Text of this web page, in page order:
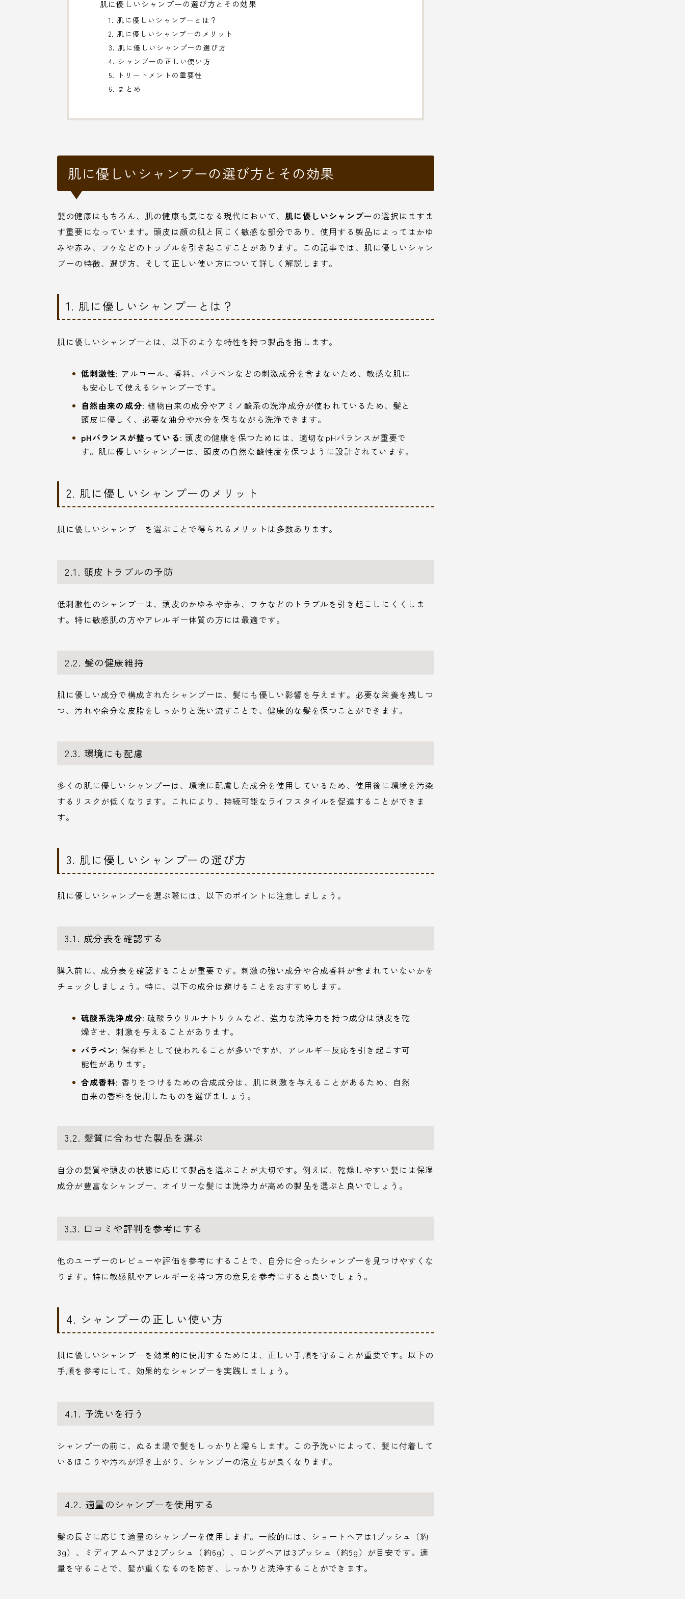
肌に優しいシャンプーの選び方とその効果
1. 肌に優しいシャンプーとは？
2. 肌に優しいシャンプーのメリット
3. 肌に優しいシャンプーの選び方
4. シャンプーの正しい使い方
5. トリートメントの重要性
6. まとめ
肌に優しいシャンプーの選び方とその効果
髪の健康はもちろん、肌の健康も気になる現代において、肌に優しいシャンプー の選択はますま
す重要になっています。頭皮は顔の肌と同じく敏感な部分であり、使用する製品によってはかゆ
みや赤み、フケなどのトラブルを引き起こすことがあります。この記事では、肌に優しいシャン
プーの特徴、選び方、そして正しい使い方について詳しく解説します。
1. 肌に優しいシャンプーとは？
肌に優しいシャンプーとは、以下のような特性を持つ製品を指します。
低刺激性: アルコール、香料、パラベンなどの刺激成分を含まないため、敏感な肌に
も安心して使えるシャンプーです。
自然由来の成分: 植物由来の成分やアミノ酸系の洗浄成分が使われているため、髪と
頭皮に優しく、必要な油分や水分を保ちながら洗浄できます。
pHバランスが整っている: 頭皮の健康を保つためには、適切なpHバランスが重要で
す。肌に優しいシャンプーは、頭皮の自然な酸性度を保つように設計されています。
2. 肌に優しいシャンプーのメリット
肌に優しいシャンプーを選ぶことで得られるメリットは多数あります。
2.1. 頭皮トラブルの予防
低刺激性のシャンプーは、頭皮のかゆみや赤み、フケなどのトラブルを引き起こしにくくしま
す。特に敏感肌の方やアレルギー体質の方には最適です。
2.2. 髪の健康維持
肌に優しい成分で構成されたシャンプーは、髪にも優しい影響を与えます。必要な栄養を残しつ
つ、汚れや余分な皮脂をしっかりと洗い流すことで、健康的な髪を保つことができます。
2.3. 環境にも配慮
多くの肌に優しいシャンプーは、環境に配慮した成分を使用しているため、使用後に環境を汚染
するリスクが低くなります。これにより、持続可能なライフスタイルを促進することができま
す。
3. 肌に優しいシャンプーの選び方
肌に優しいシャンプーを選ぶ際には、以下のポイントに注意しましょう。
3.1. 成分表を確認する
購入前に、成分表を確認することが重要です。刺激の強い成分や合成香料が含まれていないかを
チェックしましょう。特に、以下の成分は避けることをおすすめします。
硫酸系洗浄成分: 硫酸ラウリルナトリウムなど、強力な洗浄力を持つ成分は頭皮を乾
燥させ、刺激を与えることがあります。
パラベン: 保存料として使われることが多いですが、アレルギー反応を引き起こす可
能性があります。
合成香料: 香りをつけるための合成成分は、肌に刺激を与えることがあるため、自然
由来の香料を使用したものを選びましょう。
3.2. 髪質に合わせた製品を選ぶ
自分の髪質や頭皮の状態に応じて製品を選ぶことが大切です。例えば、乾燥しやすい髪には保湿
成分が豊富なシャンプー、オイリーな髪には洗浄力が高めの製品を選ぶと良いでしょう。
3.3. 口コミや評判を参考にする
他のユーザーのレビューや評価を参考にすることで、自分に合ったシャンプーを見つけやすくな
ります。特に敏感肌やアレルギーを持つ方の意見を参考にすると良いでしょう。
4. シャンプーの正しい使い方
肌に優しいシャンプーを効果的に使用するためには、正しい手順を守ることが重要です。以下の
手順を参考にして、効果的なシャンプーを実践しましょう。
4.1. 予洗いを行う
シャンプーの前に、ぬるま湯で髪をしっかりと濡らします。この予洗いによって、髪に付着して
いるほこりや汚れが浮き上がり、シャンプーの泡立ちが良くなります。
4.2. 適量のシャンプーを使用する
髪の長さに応じて適量のシャンプーを使用します。一般的には、ショートヘアは1プッシュ（約
3g）、ミディアムヘアは2プッシュ（約6g）、ロングヘアは3プッシュ（約9g）が目安です。適
量を守ることで、髪が重くなるのを防ぎ、しっかりと洗浄することができます。